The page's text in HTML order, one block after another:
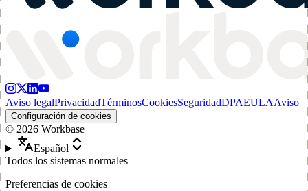
Aviso legalPrivacidadTérminosCookiesSeguridadDPAEULAAviso
Configuración de cookies
© 2026 Workbase
Español
Todos los sistemas normales
Preferencias de cookies